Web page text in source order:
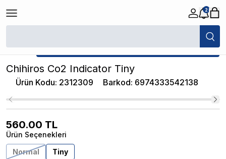
2
/
★ Atakan Petshop, Chihiros yetkili satıcısıdır.
Chihiros Co2 Indicator Tiny
Ürün Kodu: 2312309 Barkod: 6974333542138
560.00 TL
Ürün Seçenekleri
Normal
Tiny